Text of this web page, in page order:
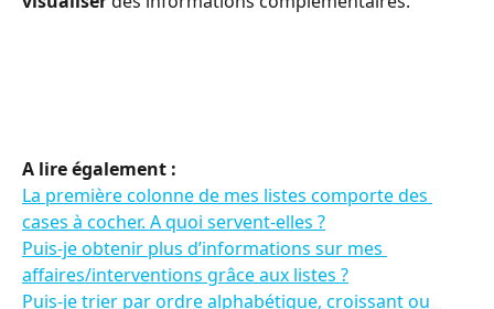
A lire également :
La première colonne de mes listes comporte des
cases à cocher. A quoi servent-elles ?
Puis-je obtenir plus d’informations sur mes
affaires/interventions grâce aux listes ?
Puis-je trier par ordre alphabétique, croissant ou